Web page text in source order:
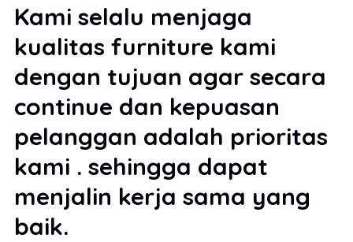
Kami selalu menjaga
kualitas furniture kami
dengan tujuan agar secara
continue dan kepuasan
pelanggan adalah prioritas
kami . sehingga dapat
menjalin kerja sama yang
baik.